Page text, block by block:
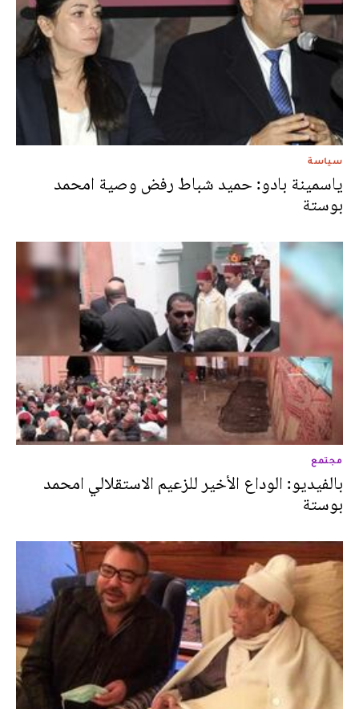
سياسة
ياسمينة بادو: حميد شباط رفض وصية امحمد
بوستة
مجتمع
بالفيديو: الوداع الأخير للزعيم الاستقلالي امحمد
بوستة